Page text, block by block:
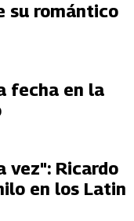
su romántico
fecha en la
vez": Ricardo
en los Latin